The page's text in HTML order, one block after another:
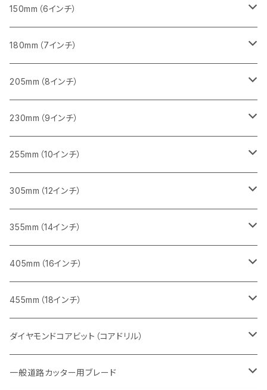
セグメント（特殊凸凹加工チップ）
セグメントタイプ
一般道路カッター用
355ｍｍ（14インチ）
一般道路カッター用
405mm（16インチ）
一般道路カッター用
455ｍｍ（18インチ）
一般道路カッター用
みかげ石（御影石）切断用
コンクリート切断用
ブロック切断用
レンガ切断用
インターロッキング切断用
鋳鉄管切断用
ヒューム管・U字溝切断用
タイル切断用
みかげ石（御影石）切断用
コンクリート切断用
ブロック切断用
レンガ切断用
インターロッキング切断用
鋳鉄管切断用
ヒューム管・U字溝切断用
FRP切断用
塩ビ管・キッチンパネル切断用
大理石
150mm（6インチ）
みかげ石（御影石）切断用
コンクリート切断用
ブロック切断用
レンガ切断用
インターロッキング切断用
鋳鉄管切断用
ヒューム管・U字溝切断用
180mm（7インチ）
みかげ石（御影石）切断用
コンクリート切断用
ブロック切断用
レンガ切断用
インターロッキング切断用
鋳鉄管切断用
ヒューム管・U字溝切断用
205mm（8インチ）
みかげ石（御影石）切断用
コンクリート切断用
ブロック切断用
レンガ切断用
インターロッキング切断用
鋳鉄管切断用
ヒューム管・U字溝切断用
230mm（9インチ）
みかげ石（御影石）切断用
コンクリート切断用
ブロック切断用
レンガ切断用
インターロッキング切断用
鋳鉄管切断用
ヒューム管・U字溝切断用
255mm（10インチ）
コンクリート切断用
一般道路カッター用
ブロック切断用
レンガ切断用
インターロッキング切断用
一般道路カッター用
ヒューム管・U字溝切断用
アスファルト切断用
305mm（12インチ）
みかげ石（御影石）切断用
セグメント
セグメント（特殊凹凸加工チップ
鉄筋コンクリート切断用
セグメントタイプ
コンクリート切断用
セグメント
セグメント（特殊凸凹加工チップ
ブロック切断用
セグメント
レンガ切断用
355mm（14インチ）
みかげ石（御影石）切断用
セグメント
セグメント（特殊凸凹加工チップ
鉄筋コンクリート切断用
セグメントタイプ
コンクリート切断用
セグメント
ブロック切断用
405mm（16インチ）
みかげ石（御影石）切断用
セグメントタイプ
コンクリート切断用
セグメントタイプ
鉄筋コンクリート切断用
455mm（18インチ）
道路コンクリート切断用
道路アスファルト切断用
ダイヤモンドコアビット（コアドリル）
Aロット
一般道路カッター用ブレード